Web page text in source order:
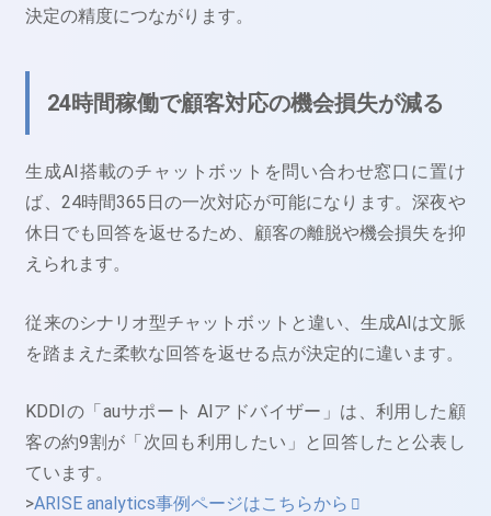
決定の精度につながります。
24時間稼働で顧客対応の機会損失が減る
生成AI搭載のチャットボットを問い合わせ窓口に置け
ば、24時間365日の一次対応が可能になります。深夜や
休日でも回答を返せるため、顧客の離脱や機会損失を抑
えられます。
従来のシナリオ型チャットボットと違い、生成AIは文脈
を踏まえた柔軟な回答を返せる点が決定的に違います。
KDDIの「auサポート AIアドバイザー」は、利用した顧
客の約9割が「次回も利用したい」と回答したと公表し
ています。
>ARISE analytics事例ページはこちらから